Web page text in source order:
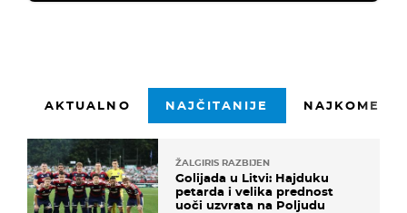
AKTUALNO NAJČITANIJE
ŽALGIRIS RAZBIJEN
Golijada u Litvi: Hajduku
petarda i velika prednost
uoči uzvrata na Poljudu